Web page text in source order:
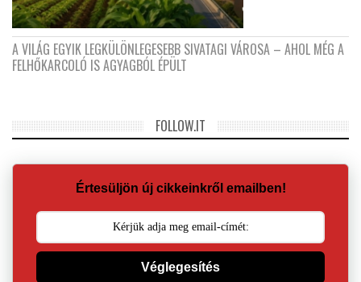
A VILÁG EGYIK LEGKÜLÖNLEGESEBB SIVATAGI VÁROSA – AHOL MÉG A
FELHŐKARCOLÓ IS AGYAGBÓL ÉPÜLT
FOLLOW.IT
Értesüljön új cikkeinkről emailben!
Véglegesítés